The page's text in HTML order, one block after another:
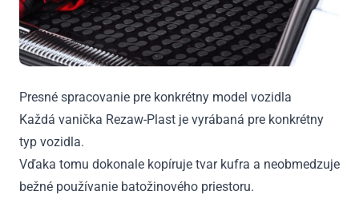
Presné spracovanie pre konkrétny model vozidla
Každá vanička Rezaw-Plast je vyrábaná pre konkrétny
typ vozidla.
Vďaka tomu dokonale kopíruje tvar kufra a neobmedzuje
bežné používanie batožinového priestoru.